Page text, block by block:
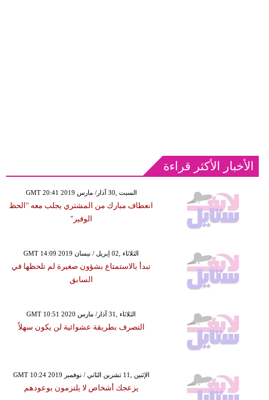
الأخبار الأكثر قراءة
GMT 20:41 2019 السبت ,30 آذار/ مارس
انعطاف مبارك من المشتري يجلب معه "الحظ
الوفير"
GMT 14:09 2019 الثلاثاء ,02 إبريل / نيسان
تبدأ بالاستمتاع بشؤون صغيرة لم تلحظها في
السابق
GMT 10:51 2020 الثلاثاء ,31 آذار/ مارس
التصرف بطريقة عشوائية لن يكون سهلاً
GMT 10:24 2019 الإثنين ,11 تشرين الثاني / نوفمبر
يزعجك أشخاص لا يلتزمون بوعودهم